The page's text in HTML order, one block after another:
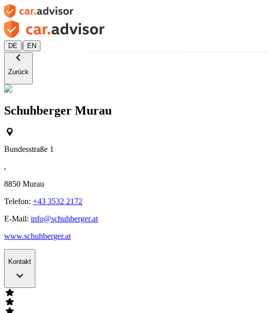
DE | EN
Zurück
Schuhberger Murau
Bundesstraße 1
,
8850 Murau
Telefon: +43 3532 2172
E-Mail: info@schuhberger.at
www.schuhberger.at
Kontakt